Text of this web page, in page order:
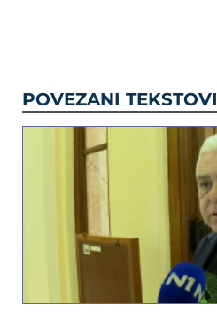
POVEZANI TEKSTOVI